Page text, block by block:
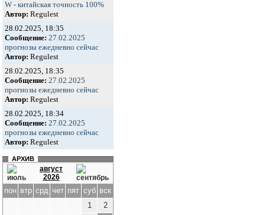
W - китайская точность 100%
Автор: Regulest
28.02.2025, 18:35
Сообщение: 27.02.2025
прогнозы ежедневно сейчас
Автор: Regulest
28.02.2025, 18:35
Сообщение: 27.02.2025
прогнозы ежедневно сейчас
Автор: Regulest
28.02.2025, 18:34
Сообщение: 27.02.2025
прогнозы ежедневно сейчас
Автор: Regulest
АРХИВ
август
2026
пон втр срд чет пят суб вск
1
2